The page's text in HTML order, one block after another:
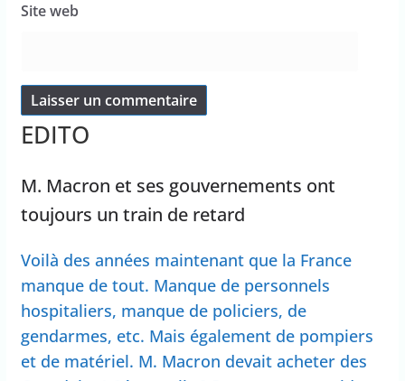
Site web
EDITO
M. Macron et ses gouvernements ont
toujours un train de retard
Voilà des années maintenant que la France
manque de tout. Manque de personnels
hospitaliers, manque de policiers, de
gendarmes, etc. Mais également de pompiers
et de matériel. M. Macron devait acheter des